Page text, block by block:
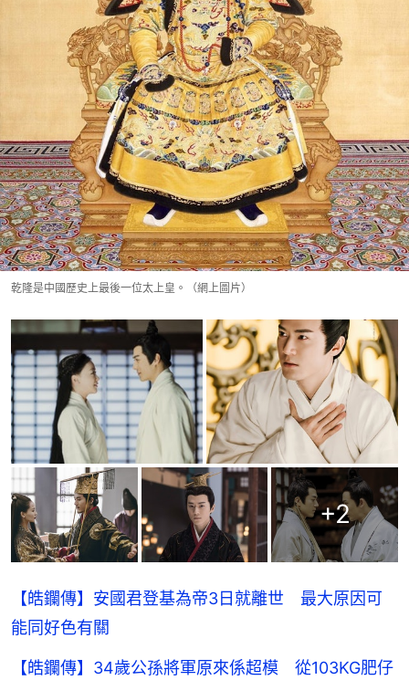
乾隆是中國歷史上最後一位太上皇。（網上圖片）
+2
【皓鑭傳】安國君登基為帝3日就離世 最大原因可
能同好色有關
【皓鑭傳】34歲公孫將軍原來係超模 從103KG肥仔